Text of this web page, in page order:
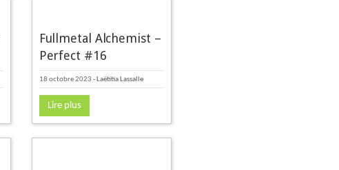
Fullmetal Alchemist –
Perfect #16
18 octobre 2023 - Laëtitia Lassalle
Lire plus